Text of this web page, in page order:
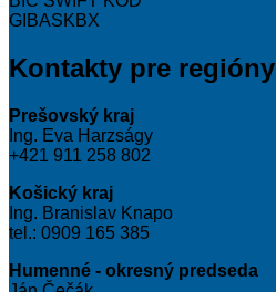
GIBASKBX
Kontakty pre regióny
Prešovský kraj
Ing. Eva Harzságy
+421 911 258 802
Košický kraj
Ing. Branislav Knapo
tel.: 0909 165 385
Humenné - okresný predseda